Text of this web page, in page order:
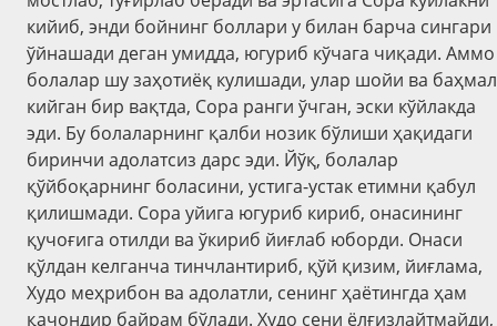
кийиб, энди бойнинг боллари у билан барча сингари
ўйнашади деган умидда, югуриб кўчага чиқади. Аммо
болалар шу заҳотиёқ кулишади, улар шойи ва баҳмал
кийган бир вақтда, Сора ранги ўчган, эски кўйлакда
эди. Бу болаларнинг қалби нозик бўлиши ҳақидаги
биринчи адолатсиз дарс эди. Йўқ, болалар
қўйбоқарнинг боласини, устига-устак етимни қабул
қилишмади. Сора уйига югуриб кириб, онасининг
қучоғига отилди ва ўкириб йиғлаб юборди. Онаси
қўлдан келганча тинчлантириб, қўй қизим, йиғлама,
Худо меҳрибон ва адолатли, сенинг ҳаётингда ҳам
қачондир байрам бўлади. Худо сени ёлғизлайтмайди,